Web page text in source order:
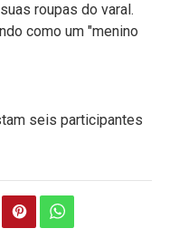
roupas do varal.
como um "menino
seis participantes